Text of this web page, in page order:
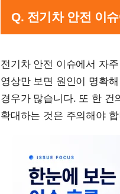
Q. 전기차 안전 이
전기차 안전 이슈에서 자
영상만 보면 원인이 명확
경우가 많습니다. 또 한 건
확대하는 것은 주의해야